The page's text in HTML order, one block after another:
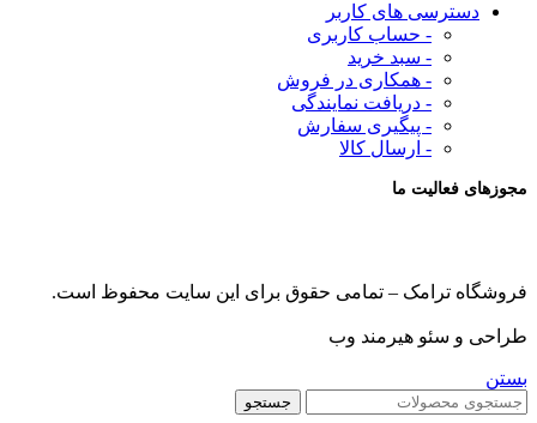
دسترسی های کاربر
- حساب کاربری
- سبد خرید
- همکاری در فروش
- دریافت نمایندگی
- پیگیری سفارش
- ارسال کالا
مجوزهای فعالیت ما
فروشگاه ترامک – تمامی حقوق برای این سایت محفوظ است.
طراحی و سئو هیرمند وب
بستن
جستجو